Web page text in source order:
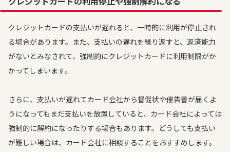
クレジットカードの支払いが遅れると、一時的に利用が停止され
る場合があります。また、支払いの遅れを繰り返すと、返済能力
がないとみなされて、強制的にクレジットカードに利用制限がか
かってしまいます。
さらに、支払いが遅れてカード会社から督促状や催告書が届くよ
うになってもまだ支払いを放置していると、カード会社によっては
強制的に解約になったりする場合もあります。どうしても支払い
が難しい場合は、カード会社に相談することをおすすめします。